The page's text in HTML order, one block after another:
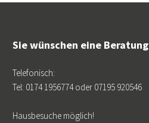
Sie wünschen eine Beratung
Telefonisch:
Tel: 0174 1956774 oder 07195 920546
Hausbesuche möglich!